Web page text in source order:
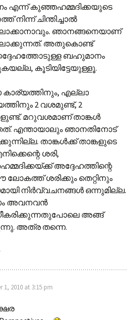
എന്ന് കുഞ്ഞഹമ്മദിക്കയുടെ
നിന്ന് ചിന്തിച്ചാല്‍
ഞാനങ്ങനെയാണ്
അതുകൊണ്ട്
ബഹുമാനം
കൂടിയിട്ടേയുള്ളൂ.
എല്ലാ
2 വശമുണ്ട്, 2
മറുവശമാണ് താങ്കള്‍
എന്തായാലും ഞാനതിനോട്
താങ്കള്‍ക്ക് താങ്കളുടെ
ശരി,
അദ്ദേഹത്തിന്റെ
ലോകത്ത് ശരിക്കും തെറ്റിനും
നിര്‍വ്വചനങ്ങള്‍ ഒന്നുമില്ല.
അവനവന്‍
അങ്ങ്
അത്ര തന്നെ.
1, 2010 at 3:15 pm